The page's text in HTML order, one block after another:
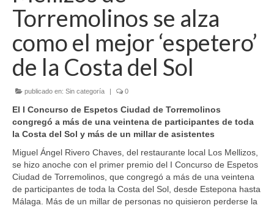
Acerca del CET
Organigrama
Estatutos
Socios
Asesoramiento
Convenios
Subvenciones
Torremolinos se alza
como el mejor ‘espetero’
de la Costa del Sol
publicado en: Sin categoría 0
El I Concurso de Espetos Ciudad de Torremolinos
congregó a más de una veintena de participantes de toda
la Costa del Sol y más de un millar de asistentes
Miguel Ángel Rivero Chaves, del restaurante local Los Mellizos,
se hizo anoche con el primer premio del I Concurso de Espetos
Ciudad de Torremolinos, que congregó a más de una veintena
de participantes de toda la Costa del Sol, desde Estepona hasta
Málaga. Más de un millar de personas no quisieron perderse la